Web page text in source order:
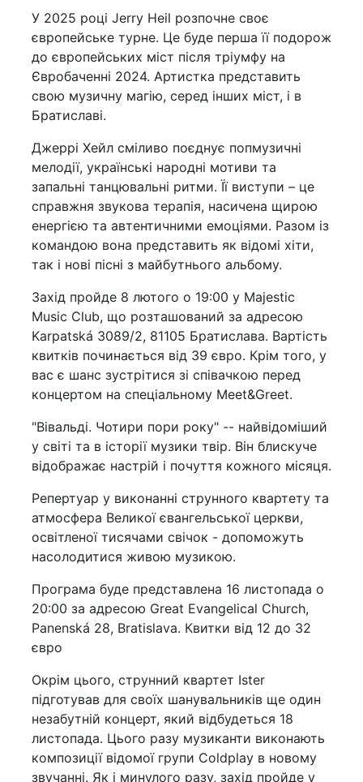
У 2025 році Jerry Heil розпочне своє
європейське турне. Це буде перша її подорож
до європейських міст після тріумфу на
Євробаченні 2024. Артистка представить
свою музичну магію, серед інших міст, і в
Братиславі.
Джеррі Хейл сміливо поєднує попмузичні
мелодії, українські народні мотиви та
запальні танцювальні ритми. Її виступи – це
справжня звукова терапія, насичена щирою
енергією та автентичними емоціями. Разом із
командою вона представить як відомі хіти,
так і нові пісні з майбутнього альбому.
Захід пройде 8 лютого о 19:00 у Majestic
Music Club, що розташований за адресою
Karpatská 3089/2, 81105 Братислава. Вартість
квитків починається від 39 євро. Крім того, у
вас є шанс зустрітися зі співачкою перед
концертом на спеціальному Meet&Greet.
"Вівальді. Чотири пори року" -- найвідоміший
у світі та в історії музики твір. Він блискуче
відображає настрій і почуття кожного місяця.
Репертуар у виконанні струнного квартету та
атмосфера Великої євангельської церкви,
освітленої тисячами свічок - допоможуть
насолодитися живою музикою.
Програма буде представлена 16 листопада о
20:00 за адресою Great Evangelical Church,
Panenská 28, Bratislava. Квитки від 12 до 32
євро
Окрім цього, струнний квартет Ister
підготував для своїх шанувальників ще один
незабутній концерт, який відбудеться 18
листопада. Цього разу музиканти виконають
композиції відомої групи Coldplay в новому
звучанні. Як і минулого разу, захід пройде у